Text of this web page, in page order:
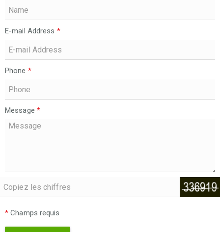
E-mail Address *
Phone *
Message *
* Champs requis